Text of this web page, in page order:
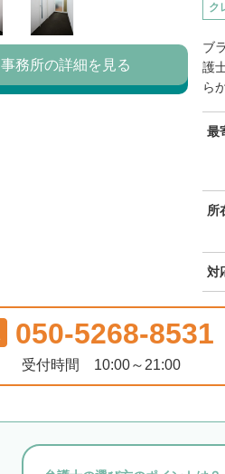
ク
ブ
護
ら
最
所
対
事務所の詳細を見る
050-5268-8531
受付時間 10:00～21:00